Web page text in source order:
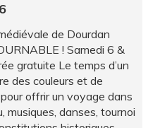
de Dourdan
! Samedi 6 &
gratuite Le temps d’un
des couleurs et de
offrir un voyage dans
musiques, danses, tournoi